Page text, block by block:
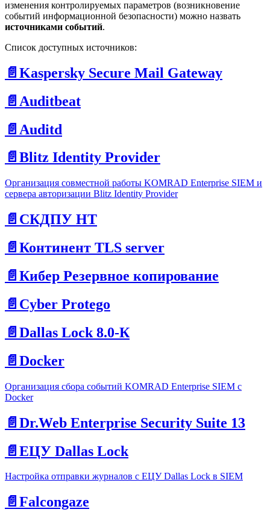
изменения контролируемых параметров (возникновение
событий информационной безопасности) можно назвать
источниками событий.
Список доступных источников:
📄️ Kaspersky Secure Mail Gateway
📄️ Auditbeat
📄️ Auditd
📄️ Blitz Identity Provider
Организация совместной работы KOMRAD Enterprise SIEM и
сервера авторизации Blitz Identity Provider
📄️ СКДПУ НТ
📄️ Континент TLS server
📄️ Кибер Резервное копирование
📄️ Cyber Protego
📄️ Dallas Lock 8.0-К
📄️ Docker
Организация сбора событий KOMRAD Enterprise SIEM с
Docker
📄️ Dr.Web Enterprise Security Suite 13
📄️ ЕЦУ Dallas Lock
Настройка отправки журналов с ЕЦУ Dallas Lock в SIEM
📄️ Falcongaze